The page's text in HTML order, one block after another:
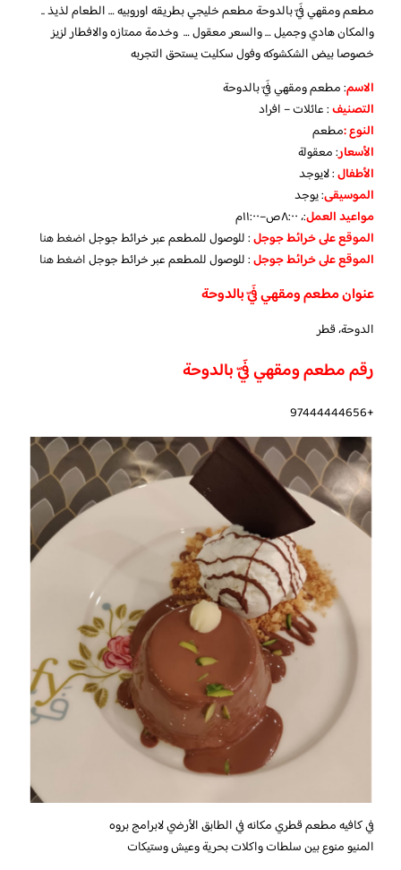
مطعم ومقهي فَيّ بالدوحة مطعم خليجي بطريقه اوروبيه … الطعام لذيذ ..
والمكان هادي وجميل … والسعر معقول … وخدمة ممتازه والافطار لزيز
خصوصا بيض الشكشوكه وفول سكليت يستحق التجربه
الاسم: مطعم ومقهي فَيّ بالدوحة
التصنيف: عائلات – افراد
النوع :مطعم
الأسعار:معقولة
الأطفال: لايوجد
الموسيقى:يوجد
مواعيد العمل:، ٨:٠٠ص–١١:٠٠م
الموقع على خرائط جوجل: للوصول للمطعم عبر خرائط جوجلاضغط هنا
الموقع على خرائط جوجل: للوصول للمطعم عبر خرائط جوجلاضغط هنا
عنوان مطعم ومقهي فَيّ بالدوحة
الدوحة، قطر
رقم مطعم ومقهي فَيّ بالدوحة
+97444444656
في كافيه مطعم قطري مكانه في الطابق الأرضي لابرامج بروه
المنيو منوع بين سلطات واكلات بحرية وعيش وستيكات